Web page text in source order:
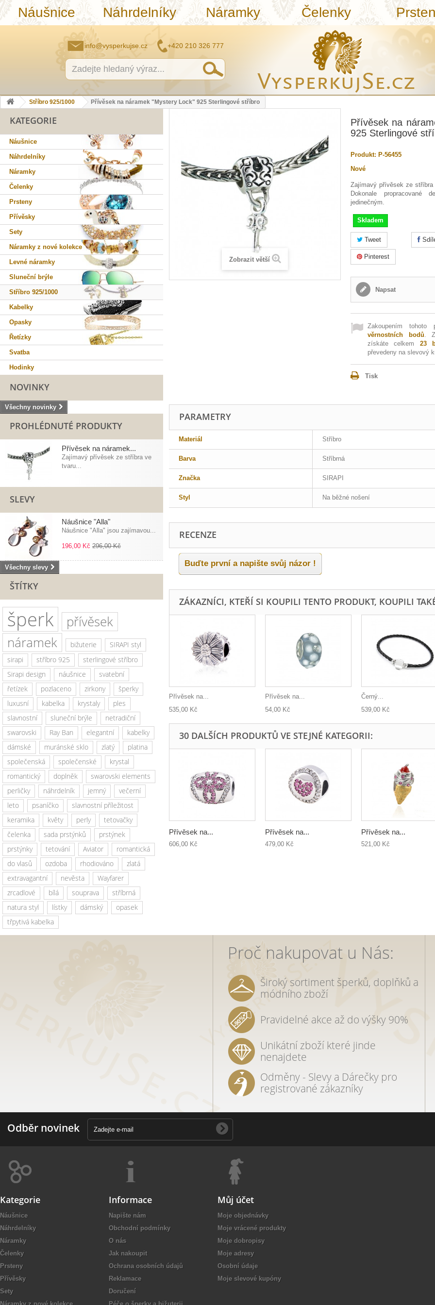
Náušnice Náhrdelníky Náramky Čelenky
info@vysperkujse.cz +420 210 326 777
Stříbro 925/1000 Přívěsek na náramek "Mystery Lock" 925 Sterlingové stříbro
KATEGORIE
Náušnice
Náhrdelníky
Náramky
Čelenky
Prsteny
Přívěsky
Sety
Náramky z nové kolekce
Levné náramky
Sluneční brýle
Stříbro 925/1000
Kabelky
Opasky
Řetízky
Svatba
Hodinky
NOVINKY
Všechny novinky
PROHLÉDNUTÉ PRODUKTY
Přívěsek na náramek...
Zajímavý přívěsek ze stříbra ve
tvaru...
SLEVY
Náušnice "Alla"
Náušnice "Alla" jsou zajímavou...
196,00 Kč 296,00 Kč
Všechny slevy
ŠTÍTKY
šperk
přívěsek
náramek
bižuterie
SIRAPI styl
sirapi
stříbro 925
sterlingové stříbro
Sirapi design
náušnice
svatební
řetízek
pozlaceno zirkony
šperky
luxusní
kabelka krystaly
ples
slavnostní
sluneční brýle
netradiční
swarovski
Ray Ban elegantní
kabelky
dámské
muránské sklo zlatý
platina
společenská
společenské
krystal
romantický
doplněk
swarovski elements
perličky
náhrdelník jemný
večerní
leto
psaníčko
slavnostní příležitost
keramika
květy perly
tetovačky
čelenka
sada prstýnků
prstýnek
prstýnky
tetování Aviator
romantická
do vlasů
ozdoba rhodiováno
zlatá
extravagantní
nevěsta
Wayfarer
zrcadlové
bílá souprava
stříbrná
natura styl
lístky dámský
opasek
třpytivá kabelka
Zobrazit větší
Přívěsek na
925 Sterlingové
Produkt: P-56455
Nové
Zajímavý přívěsek ze
Dokonale propracované
jedinečným.
Skladem
Tweet
Pinterest
Napsat
Zakoupením
věrnostních bodů.
získáte celkem 23
převedeny na slevový
Tisk
PARAMETRY
Materiál Stříbro
Barva Stříbrná
Značka SIRAPI
Styl Na běžné nošení
RECENZE
Buďte první a napište svůj názor !
ZÁKAZNÍCI, KTEŘÍ SI KOUPILI TENTO PRODUKT, KOUPILI
Přívěsek na...
535,00 Kč
Přívěsek na...
54,00 Kč
Černý...
539,00 Kč
30 DALŠÍCH PRODUKTŮ VE STEJNÉ KATEGORII:
Přívěsek na...
606,00 Kč
Přívěsek na...
479,00 Kč
Přívěsek na...
521,00 Kč
Proč nakupovat u Nás:
Široký sortiment šperků, doplňků a
módního zboží
Pravidelné akce až do výšky 90%
Unikátní zboží které jinde
nenajdete
Odměny - Slevy a Dárečky pro
registrované zákazníky
Odběr novinek
Kategorie
Náušnice
Náhrdelníky
Náramky
Čelenky
Prsteny
Přívěsky
Sety
Informace
Napište nám
Obchodní podmínky
O nás
Jak nakoupit
Ochrana osobních údajů
Reklamace
Doručení
Můj účet
Moje objednávky
Moje vrácené produkty
Moje dobropisy
Moje adresy
Osobní údaje
Moje slevové kupóny